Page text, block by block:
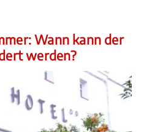
Wann kann der
werden?